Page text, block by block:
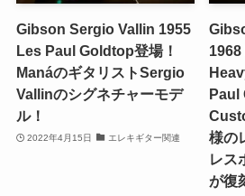
Gibson Sergio Vallin 1955
Les Paul Goldtop登場！
ManáのギタリストSergio
Vallinのシグネチャーモデ
ル！
2022年4月15日 エレキギター関連
1968
Paul
様の
レス
が復